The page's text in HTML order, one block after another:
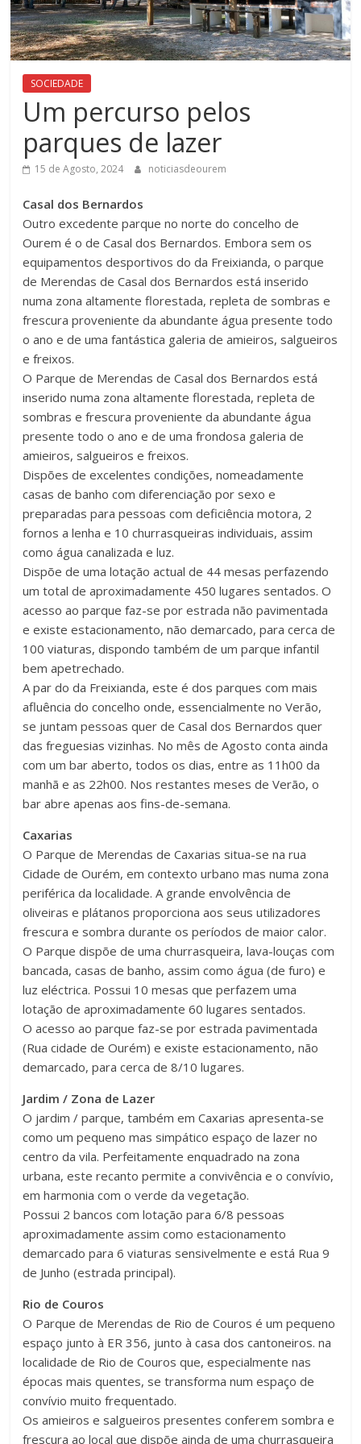
SOCIEDADE
Um percurso pelos
parques de lazer
15 de Agosto, 2024 noticiasdeourem
Casal dos Bernardos
Outro excedente parque no norte do concelho de
Ourem é o de Casal dos Bernardos. Embora sem os
equipamentos desportivos do da Freixianda, o parque
de Merendas de Casal dos Bernardos está inserido
numa zona altamente florestada, repleta de sombras e
frescura proveniente da abundante água presente todo
o ano e de uma fantástica galeria de amieiros, salgueiros
e freixos.
O Parque de Merendas de Casal dos Bernardos está
inserido numa zona altamente florestada, repleta de
sombras e frescura proveniente da abundante água
presente todo o ano e de uma frondosa galeria de
amieiros, salgueiros e freixos.
Dispões de excelentes condições, nomeadamente
casas de banho com diferenciação por sexo e
preparadas para pessoas com deficiência motora, 2
fornos a lenha e 10 churrasqueiras individuais, assim
como água canalizada e luz.
Dispõe de uma lotação actual de 44 mesas perfazendo
um total de aproximadamente 450 lugares sentados. O
acesso ao parque faz-se por estrada não pavimentada
e existe estacionamento, não demarcado, para cerca de
100 viaturas, dispondo também de um parque infantil
bem apetrechado.
A par do da Freixianda, este é dos parques com mais
afluência do concelho onde, essencialmente no Verão,
se juntam pessoas quer de Casal dos Bernardos quer
das freguesias vizinhas. No mês de Agosto conta ainda
com um bar aberto, todos os dias, entre as 11h00 da
manhã e as 22h00. Nos restantes meses de Verão, o
bar abre apenas aos fins-de-semana.
Caxarias
O Parque de Merendas de Caxarias situa-se na rua
Cidade de Ourém, em contexto urbano mas numa zona
periférica da localidade. A grande envolvência de
oliveiras e plátanos proporciona aos seus utilizadores
frescura e sombra durante os períodos de maior calor.
O Parque dispõe de uma churrasqueira, lava-louças com
bancada, casas de banho, assim como água (de furo) e
luz eléctrica. Possui 10 mesas que perfazem uma
lotação de aproximadamente 60 lugares sentados.
O acesso ao parque faz-se por estrada pavimentada
(Rua cidade de Ourém) e existe estacionamento, não
demarcado, para cerca de 8/10 lugares.
Jardim / Zona de Lazer
O jardim / parque, também em Caxarias apresenta-se
como um pequeno mas simpático espaço de lazer no
centro da vila. Perfeitamente enquadrado na zona
urbana, este recanto permite a convivência e o convívio,
em harmonia com o verde da vegetação.
Possui 2 bancos com lotação para 6/8 pessoas
aproximadamente assim como estacionamento
demarcado para 6 viaturas sensivelmente e está Rua 9
de Junho (estrada principal).
Rio de Couros
O Parque de Merendas de Rio de Couros é um pequeno
espaço junto à ER 356, junto à casa dos cantoneiros. na
localidade de Rio de Couros que, especialmente nas
épocas mais quentes, se transforma num espaço de
convívio muito frequentado.
Os amieiros e salgueiros presentes conferem sombra e
frescura ao local que dispõe ainda de uma churrasqueira